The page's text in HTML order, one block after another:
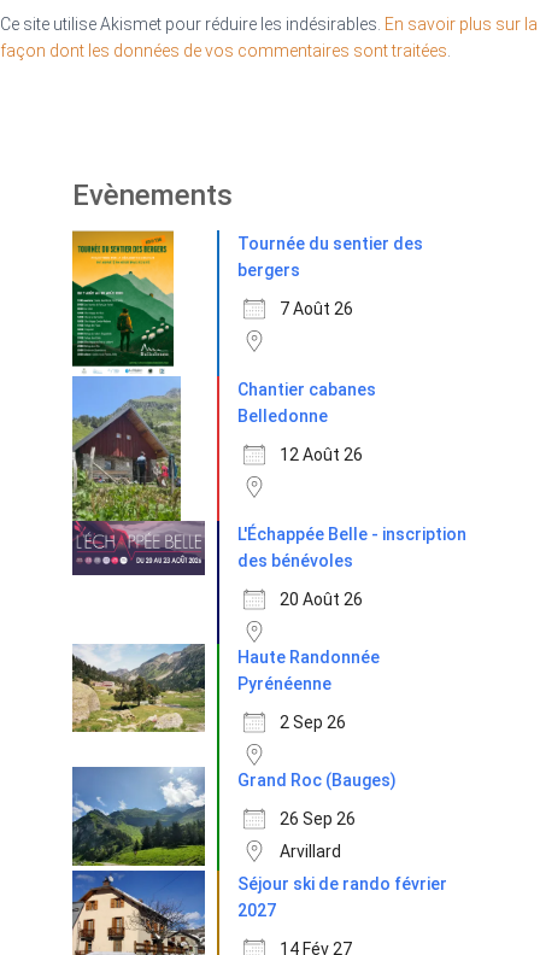
Ce site utilise Akismet pour réduire les indésirables. En savoir plus sur la
façon dont les données de vos commentaires sont traitées
Evènements
Tournée du sentier des
bergers
7 Août 26
Chantier cabanes
Belledonne
12 Août 26
L'Échappée Belle - inscription
des bénévoles
20 Août 26
Haute Randonnée
Pyrénéenne
2 Sep 26
Grand Roc (Bauges)
26 Sep 26
Arvillard
Séjour ski de rando février
2027
14 Fév 27